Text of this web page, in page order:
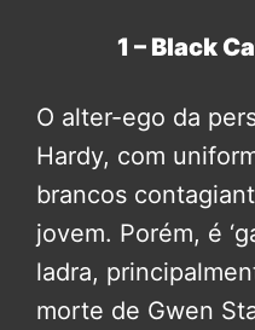
1 – Black
O alter-ego da
Hardy, com
brancos
jovem. Porém, é
ladra,
morte de Gwen